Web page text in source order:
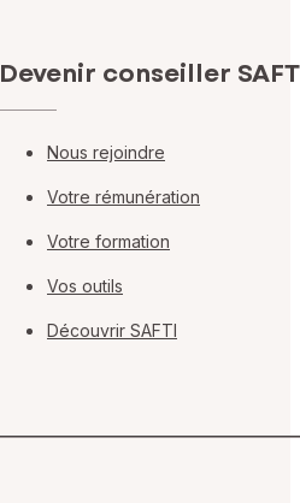
Devenir conseiller
Nous rejoindre
Votre rémunération
Votre formation
Vos outils
Découvrir SAFTI